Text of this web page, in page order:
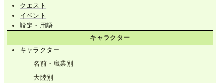
クエスト
イベント
設定・用語
キャラクター
キャラクター
名前・職業別
大陸別